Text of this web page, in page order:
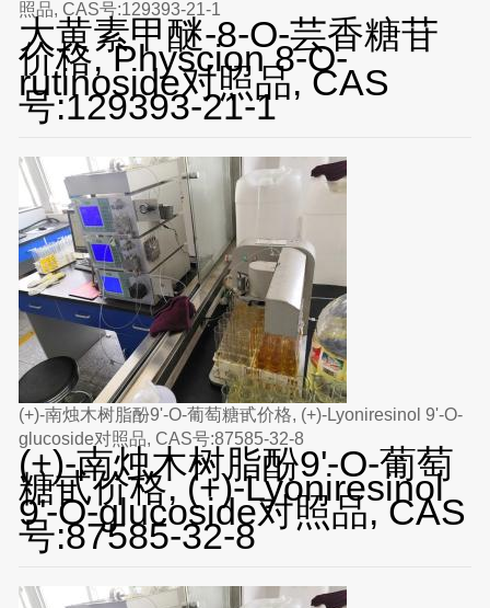
照品, CAS号:129393-21-1
大黄素甲醚-8-O-芸香糖苷
价格, Physcion 8-O-
rutinoside对照品, CAS
号:129393-21-1
(+)-南烛木树脂酚9'-O-葡萄糖甙价格, (+)-Lyoniresinol 9'-O-
glucoside对照品, CAS号:87585-32-8
(+)-南烛木树脂酚9'-O-葡萄
糖甙价格, (+)-Lyoniresinol
9'-O-glucoside对照品, CAS
号:87585-32-8